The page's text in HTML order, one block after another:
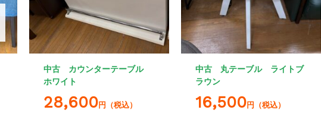
中古 カウンターテーブル
ホワイト
28,600円（税込）
中古 丸テーブル ライトブ
ラウン
16,500円（税込）